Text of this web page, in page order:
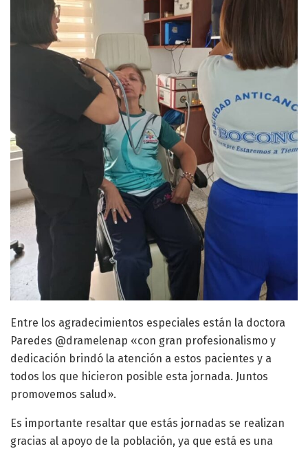
Entre los agradecimientos especiales están la doctora
Paredes @dramelenap «con gran profesionalismo y
dedicación brindó la atención a estos pacientes y a
todos los que hicieron posible esta jornada. Juntos
promovemos salud».
Es importante resaltar que estás jornadas se realizan
gracias al apoyo de la población, ya que está es una